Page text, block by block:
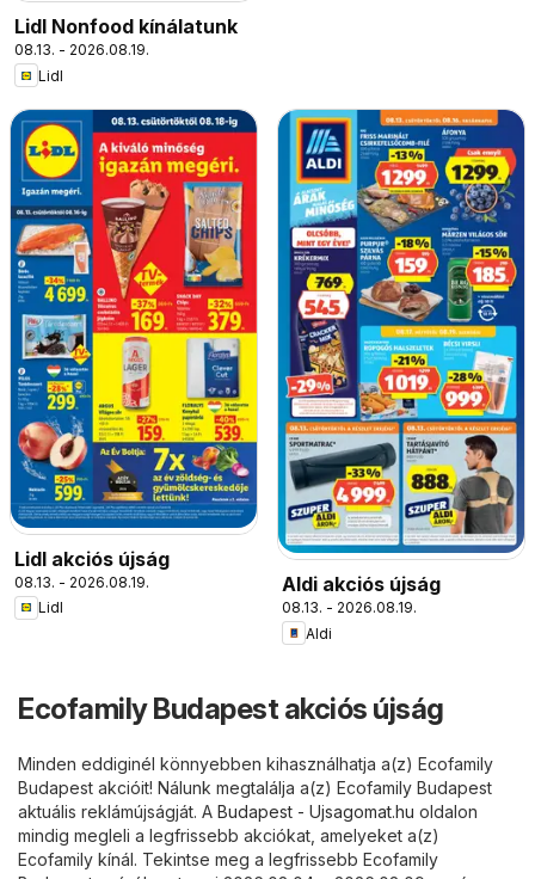
Lidl Nonfood kínálatunk
08.13. - 2026.08.19.
Lidl
Lidl akciós újság
08.13. - 2026.08.19.
Lidl
Aldi akciós újság
08.13. - 2026.08.19.
Aldi
Ecofamily Budapest akciós újság
Minden eddiginél könnyebben kihasználhatja a(z) Ecofamily
Budapest akcióit! Nálunk megtalálja a(z) Ecofamily Budapest
aktuális reklámújságját. A Budapest - Ujsagomat.hu oldalon
mindig megleli a legfrissebb akciókat, amelyeket a(z)
Ecofamily kínál. Tekintse meg a legfrissebb Ecofamily